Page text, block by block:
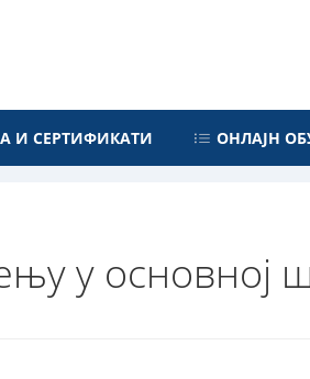
И СЕРТИФИКАТИ ОНЛАЈН
у основној